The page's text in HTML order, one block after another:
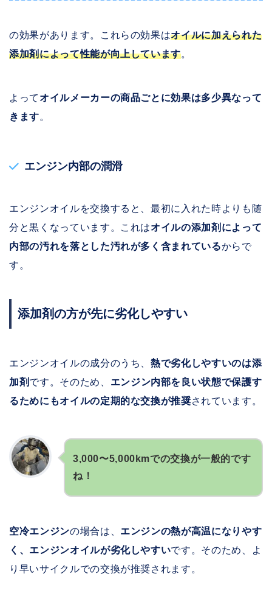
の効果があります。これらの効果はオイルに加えられた
添加剤によって性能が向上しています。
よってオイルメーカーの商品ごとに効果は多少異なって
きます。
エンジン内部の潤滑
エンジンオイルを交換すると、最初に入れた時よりも随
分と黒くなっています。これはオイルの添加剤によって
内部の汚れを落とした汚れが多く含まれているからで
す。
添加剤の方が先に劣化しやすい
エンジンオイルの成分のうち、熱で劣化しやすいのは添
加剤 です。そのため、 エンジン内部を良い状態で保護す
るためにもオイルの定期的な交換が推奨されています。
3,000〜5,000kmでの交換が一般的です
ね！
空冷エンジンの場合は、 エンジンの熱が高温になりやす
く、エンジンオイルが劣化しやすいです。そのため、よ
り早いサイクルでの交換が推奨されます。